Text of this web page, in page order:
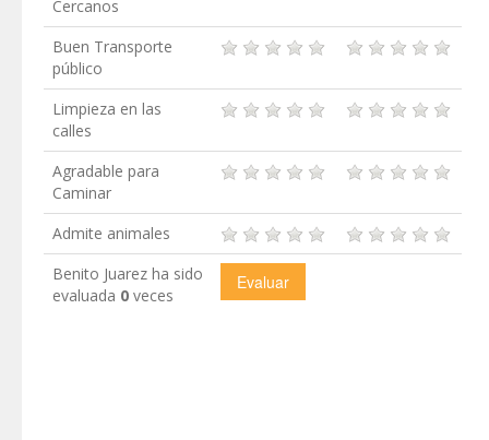
Cercanos
Buen Transporte
público
Limpieza en las
calles
Agradable para
Caminar
Admite animales
Benito Juarez ha sido
evaluada 0 veces